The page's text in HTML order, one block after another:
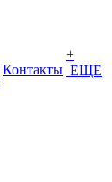
Контакты
+
ЕЩЕ